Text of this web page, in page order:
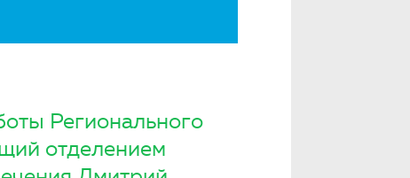
Регионального
отделением